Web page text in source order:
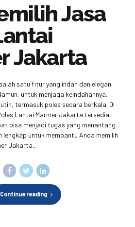
Jasa
Jakarta
satu fitur yang indah dan elegan
untuk menjaga keindahannya,
termasuk poles secara berkala. Di
Lantai Marmer Jakarta tersedia,
bisa menjadi tugas yang menantang.
lengkap untuk membantu Anda memilih
Jakarta...
Continue reading